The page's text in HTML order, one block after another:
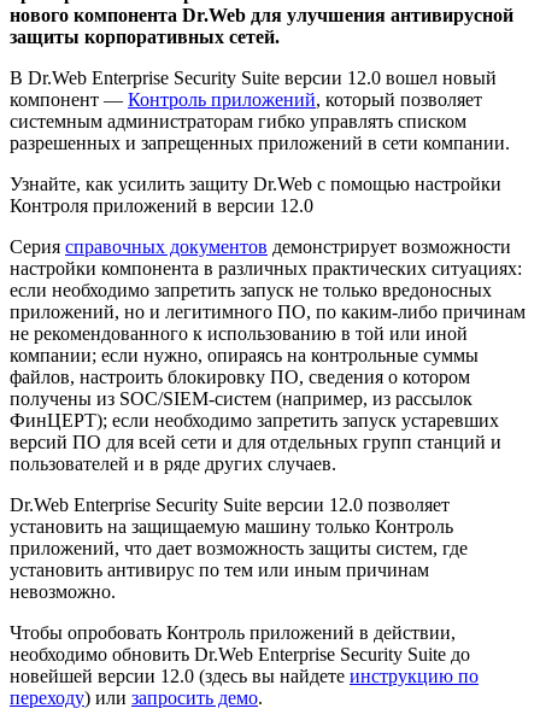
нового компонента Dr.Web для улучшения антивирусной
защиты корпоративных сетей.
В Dr.Web Enterprise Security Suite версии 12.0 вошел новый
компонент — Контроль приложений, который позволяет
системным администраторам гибко управлять списком
разрешенных и запрещенных приложений в сети компании.
Узнайте, как усилить защиту Dr.Web с помощью настройки
Контроля приложений в версии 12.0
Серия справочных документов демонстрирует возможности
настройки компонента в различных практических ситуациях:
если необходимо запретить запуск не только вредоносных
приложений, но и легитимного ПО, по каким-либо причинам
не рекомендованного к использованию в той или иной
компании; если нужно, опираясь на контрольные суммы
файлов, настроить блокировку ПО, сведения о котором
получены из SOC/SIEM-систем (например, из рассылок
ФинЦЕРТ); если необходимо запретить запуск устаревших
версий ПО для всей сети и для отдельных групп станций и
пользователей и в ряде других случаев.
Dr.Web Enterprise Security Suite версии 12.0 позволяет
установить на защищаемую машину только Контроль
приложений, что дает возможность защиты систем, где
установить антивирус по тем или иным причинам
невозможно.
Чтобы опробовать Контроль приложений в действии,
необходимо обновить Dr.Web Enterprise Security Suite до
новейшей версии 12.0 (здесь вы найдете инструкцию по
переходу) или запросить демо.